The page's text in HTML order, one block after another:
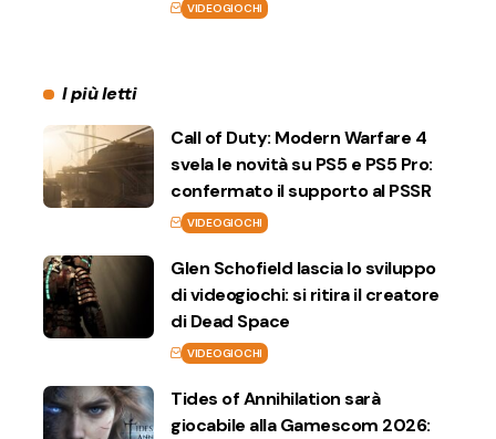
VIDEOGIOCHI
I più letti
Call of Duty: Modern Warfare 4
svela le novità su PS5 e PS5 Pro:
confermato il supporto al PSSR
VIDEOGIOCHI
Glen Schofield lascia lo sviluppo
di videogiochi: si ritira il creatore
di Dead Space
VIDEOGIOCHI
Tides of Annihilation sarà
giocabile alla Gamescom 2026: